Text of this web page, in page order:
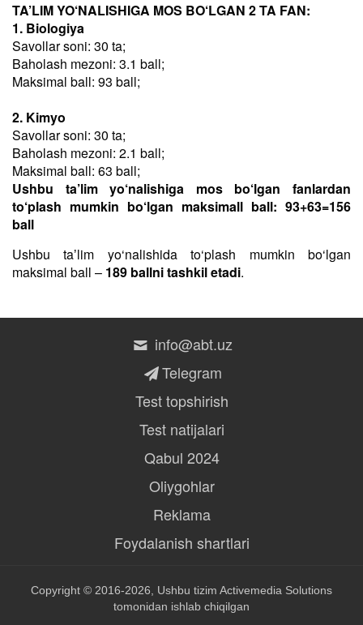
TA’LIM YO‘NALISHIGA MOS BO‘LGAN 2 TA FAN:
1. Biologiya
Savollar soni: 30 ta;
Baholash mezoni: 3.1 ball;
Maksimal ball: 93 ball;
2. Kimyo
Savollar soni: 30 ta;
Baholash mezoni: 2.1 ball;
Maksimal ball: 63 ball;
Ushbu ta’lim yo‘nalishiga mos bo‘lgan fanlardan
to‘plash mumkin bo‘lgan maksimall ball: 93+63=156
ball
Ushbu taʼlim yo‘nalishida to‘plash mumkin bo‘lgan
maksimal ball – 189 ballni tashkil etadi.
info@abt.uz
Telegram
Test topshirish
Test natijalari
Qabul 2024
Oliygohlar
Reklama
Foydalanish shartlari
Copyright © 2016-2026, Ushbu tizim Activemedia Solutions
tomonidan ishlab chiqilgan